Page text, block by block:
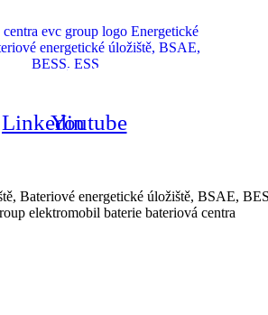
Nabídka
LinkedinYoutube